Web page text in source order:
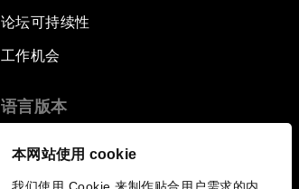
本网站使用 cookie
论坛可持续性
工作机会
语言版本